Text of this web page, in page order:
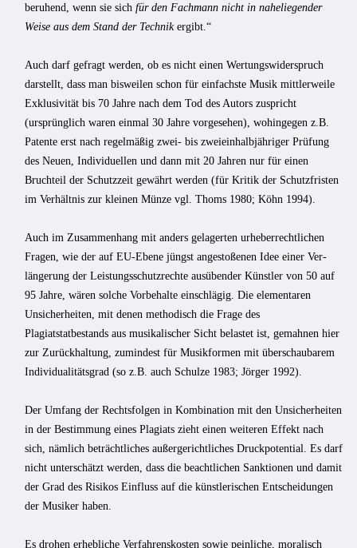
beruhend, wenn sie sich für den Fachmann nicht in naheliegender
Weise aus dem Stand der Technikergibt.“
Auch darf gefragt werden, ob es nicht einen Wertungswiderspruch
darstellt, dass man bisweilen schon für einfachste Musik mittlerweile
Exklusivität bis 70 Jahre nach dem Tod des Autors zuspricht
(ursprünglich waren einmal 30 Jahre vorgesehen), wo­hingegen z.B.
Patente erst nach regelmäßig zwei- bis zweieinhalbjähriger Prüfung
des Neuen, Individuellen und dann mit 20 Jahren nur für einen
Bruchteil der Schutzzeit gewährt werden (für Kritik der Schutzfristen
im Verhältnis zur kleinen Münze vgl. Thoms 1980; Köhn 1994).
Auch im Zusammenhang mit anders gelagerten ur­heberrechtlichen
Fragen, wie der auf EU-Ebene jüngst angestoßenen Idee einer Ver­
längerung der Leistungsschutzrechte ausübender Künstler von 50 auf
95 Jahre, wären solche Vorbehalte einschlägig. Die elementaren
Unsicherheiten, mit denen methodisch die Frage des
Plagiatstatbestands aus musikalischer Sicht belastet ist, gemahnen hier
zur Zurückhaltung, zumindest für Musikformen mit überschaubarem
Individualitätsgrad (so z.B. auch Schulze 1983; Jörger 1992).
Der Umfang der Rechtsfolgen in Kombination mit den Unsicherheiten
in der Be­stimmung eines Plagiats zieht einen weiteren Effekt nach
sich, nämlich beträchtliches außergerichtliches Druckpotential. Es darf
nicht unterschätzt werden, dass die be­achtlichen Sanktionen und damit
der Grad des Risikos Einfluss auf die künstlerischen Entscheidungen
der Musiker haben.
Es drohen erhebliche Verfahrenskosten sowie peinliche, moralisch